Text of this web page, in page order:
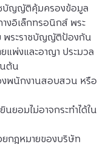
ชบัญญัติคุ้มครองข้อมูล
งอิเล็กทรอนิกส์ พระ
พระราชบัญญัติป้องกัน
แพ่งและอาญา ประมวล
ต้น
งพนักงานสอบสวน หรือ
ยอมไม่อาจกระทำได้ใน
ยกฎหมายของบริษัท